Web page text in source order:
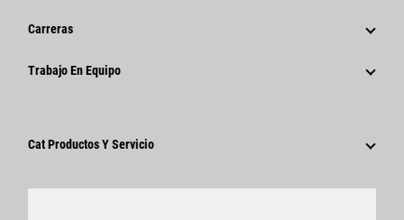
Código De Conducta
Innovación
Carreras
¿Por Qué Caterpillar?
Trabajo En Equipo
Proveedores
Cat Productos Y Servicio